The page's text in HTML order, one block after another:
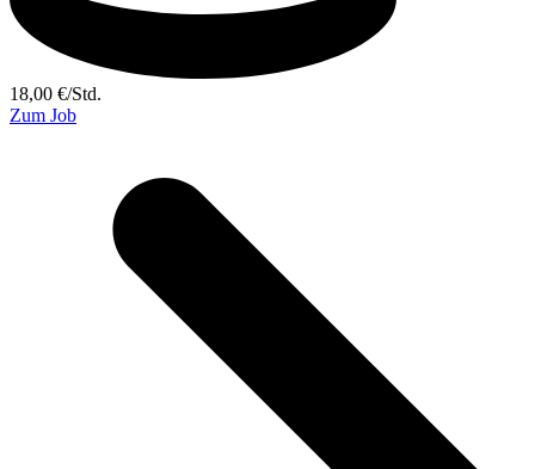
18,00 €/Std.
Zum Job